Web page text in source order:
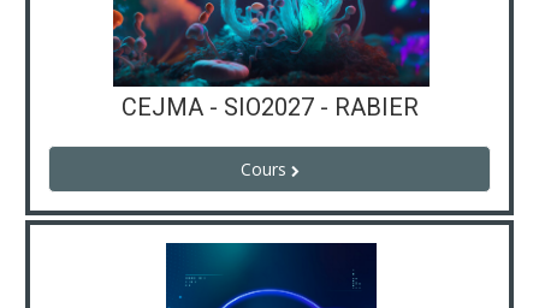
CEJMA - SIO2027 - RABIER
Cours